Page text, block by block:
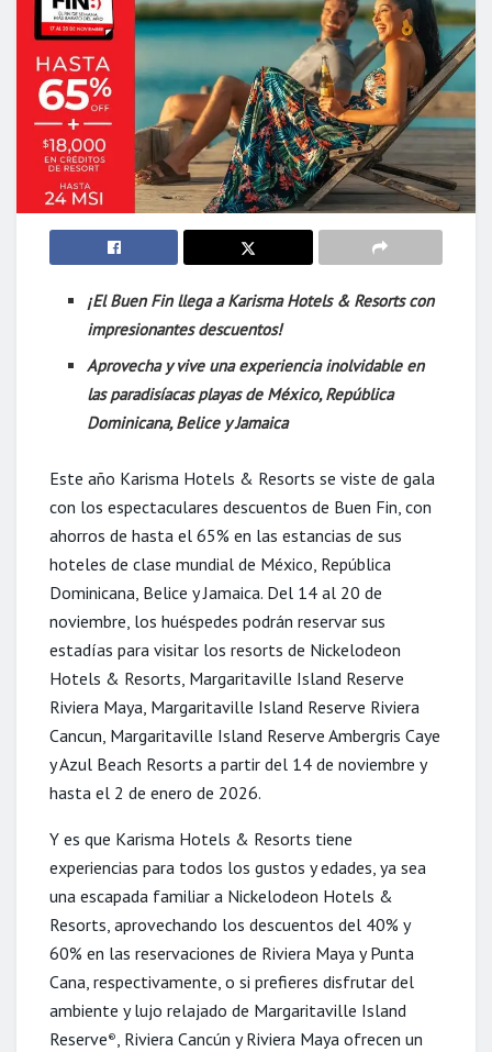
¡El Buen Fin llega a Karisma Hotels & Resorts con
impresionantes descuentos!
Aprovecha y vive una experiencia inolvidable en
las paradisíacas playas de México, República
Dominicana, Belice y Jamaica
Este año Karisma Hotels & Resorts se viste de gala
con los espectaculares descuentos de Buen Fin, con
ahorros de hasta el 65% en las estancias de sus
hoteles de clase mundial de México, República
Dominicana, Belice y Jamaica. Del 14 al 20 de
noviembre, los huéspedes podrán reservar sus
estadías para visitar los resorts de Nickelodeon
Hotels & Resorts, Margaritaville Island Reserve
Riviera Maya, Margaritaville Island Reserve Riviera
Cancun, Margaritaville Island Reserve Ambergris Caye
y Azul Beach Resorts a partir del 14 de noviembre y
hasta el 2 de enero de 2026.
Y es que Karisma Hotels & Resorts tiene
experiencias para todos los gustos y edades, ya sea
una escapada familiar a Nickelodeon Hotels &
Resorts, aprovechando los descuentos del 40% y
60% en las reservaciones de Riviera Maya y Punta
Cana, respectivamente, o si prefieres disfrutar del
ambiente y lujo relajado de Margaritaville Island
Reserve®, Riviera Cancún y Riviera Maya ofrecen un